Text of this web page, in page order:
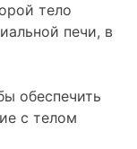
тело
печи, в
обеспечить
с телом